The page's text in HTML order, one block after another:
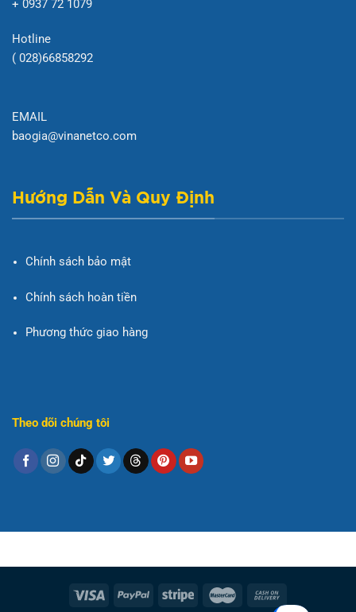
+ 0937 72 1079
Hotline
( 028)66858292
EMAIL
baogia@vinanetco.com
Hướng Dẫn Và Quy Định
Chính sách bảo mật
Chính sách hoàn tiền
Phương thức giao hàng
Theo dõi chúng tôi